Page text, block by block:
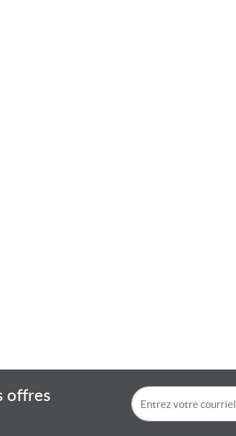
offres